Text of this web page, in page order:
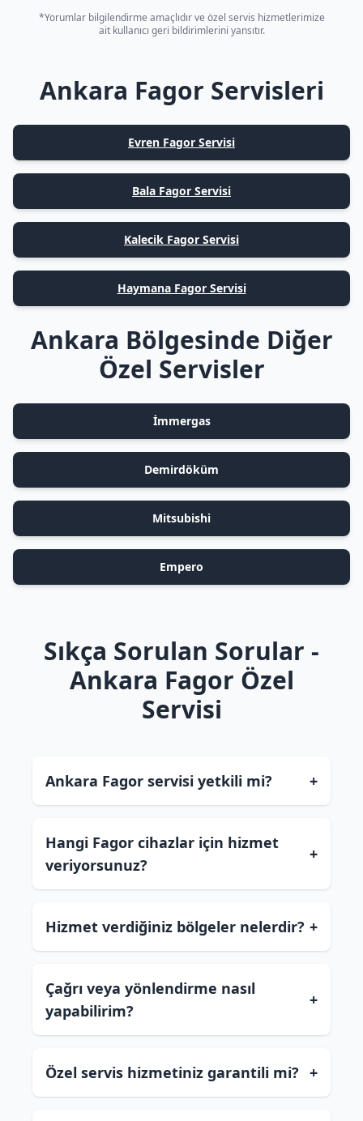
*Yorumlar bilgilendirme amaçlıdır ve özel servis hizmetlerimize
ait kullanıcı geri bildirimlerini yansıtır.
Ankara Fagor Servisleri
Evren Fagor Servisi
Bala Fagor Servisi
Kalecik Fagor Servisi
Haymana Fagor Servisi
Ankara Bölgesinde Diğer
Özel Servisler
İmmergas
Demirdöküm
Mitsubishi
Empero
Sıkça Sorulan Sorular -
Ankara Fagor Özel
Servisi
Ankara Fagor servisi yetkili mi? +
Hangi Fagor cihazlar için hizmet
veriyorsunuz?
+
Hizmet verdiğiniz bölgeler nelerdir? +
Çağrı veya yönlendirme nasıl
yapabilirim?
+
Özel servis hizmetiniz garantili mi? +